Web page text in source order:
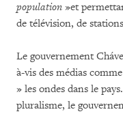
population »et
de télévision, de
Le gouvernement
à-vis des médias
» les ondes dans le
pluralisme, le